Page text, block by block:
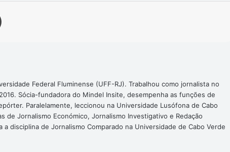
Federal Fluminense (UFF-RJ). Trabalhou como jornalista no
Sócia-fundadora do Mindel Insite, desempenha as funções de
Paralelamente, leccionou na Universidade Lusófona de Cabo
de Jornalismo Económico, Jornalismo Investigativo e Redação
disciplina de Jornalismo Comparado na Universidade de Cabo Verde